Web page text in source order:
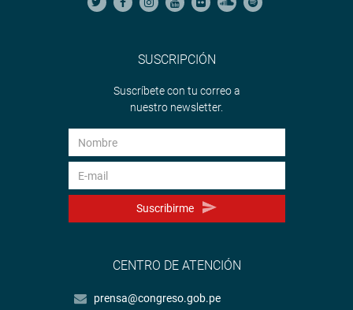
SUSCRIPCIÓN
Suscríbete con tu correo a
nuestro newsletter.
Suscribirme
CENTRO DE ATENCIÓN
prensa@congreso.gob.pe